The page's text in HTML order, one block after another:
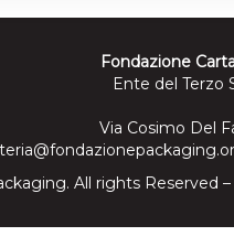
Fondazione
Ente del Terzo
Via Cosimo Del
All rights Reserved –